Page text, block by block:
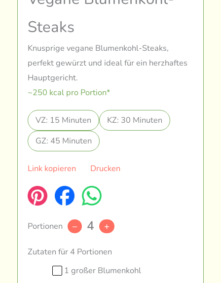
Steaks
Knusprige vegane Blumenkohl-Steaks,
perfekt gewürzt und ideal für ein herzhaftes
Hauptgericht.
~250 kcal pro Portion*
VZ: 15 Minuten
KZ: 30 Minuten
GZ: 45 Minuten
Link kopieren Drucken
Portionen – 4 +
Zutaten für 4 Portionen
1 großer Blumenkohl